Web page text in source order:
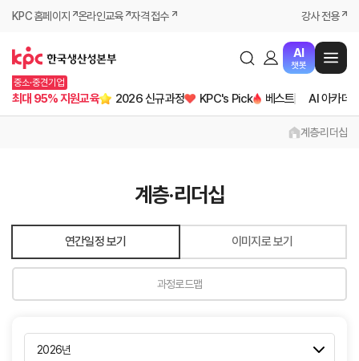
KPC 홈페이지 온라인교육 자격 접수 강사 전용
AI
챗봇
중소·중견기업
최대 95% 지원교육 2026 신규과정 KPC's Pick 베스트 AI 아카데
계층·리더십
계층·리더십
연간일정 보기 이미지로 보기
과정로드맵